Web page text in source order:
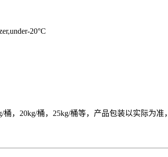
20°C
桶，20kg/桶，25kg/桶等，产品包装以实际为